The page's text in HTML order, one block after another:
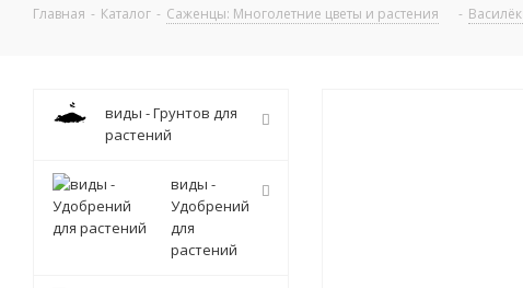
Главная - Каталог - Саженцы: Многолетние цветы и растения - Василёк
виды - Грунтов для
растений
виды -
Удобрений
для
растений